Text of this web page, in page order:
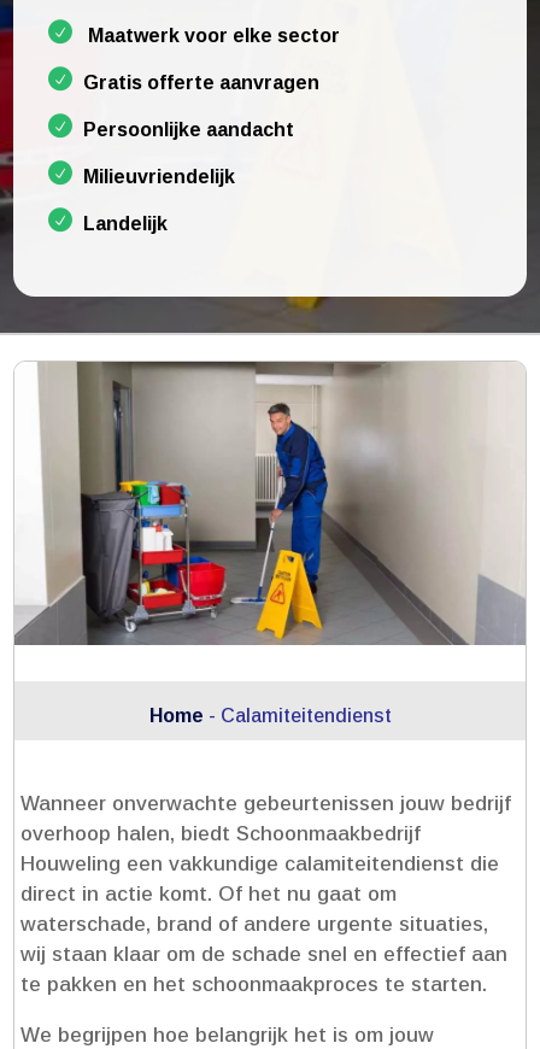
Maatwerk voor elke sector
Gratis offerte aanvragen
Persoonlijke aandacht
Milieuvriendelijk
Landelijk
Home - Calamiteitendienst
Wanneer onverwachte gebeurtenissen jouw bedrijf
overhoop halen, biedt Schoonmaakbedrijf
Houweling een vakkundige calamiteitendienst die
direct in actie komt.​ Of het nu gaat om
waterschade, brand of andere urgente situaties,
wij staan klaar om de schade snel en effectief aan
te pakken en het schoonmaakproces te starten.​
We begrijpen hoe belangrijk het is om jouw